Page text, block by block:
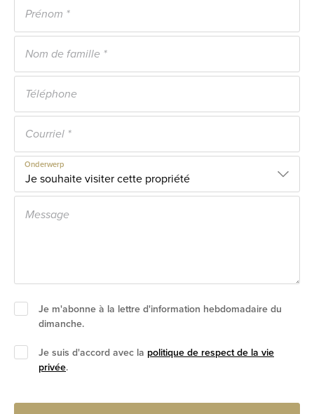
Onderwerp
Je m'abonne à la lettre d'information hebdomadaire du
dimanche.
Je suis d'accord avec la politique de respect de la vie
privée.